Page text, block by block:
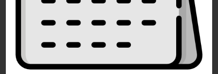
Harlekýn řez
85Kč